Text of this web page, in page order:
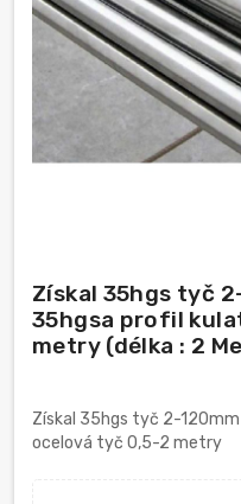
Získal 35hgs tyč
35hgsa profil
metry (délka : 2
Získal 35hgs tyč 2-
ocelová tyč 0,5-2 metry